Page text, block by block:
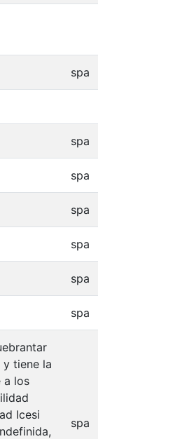
spa
spa
spa
spa
spa
spa
spa
tiene la
a los
Icesi
spa